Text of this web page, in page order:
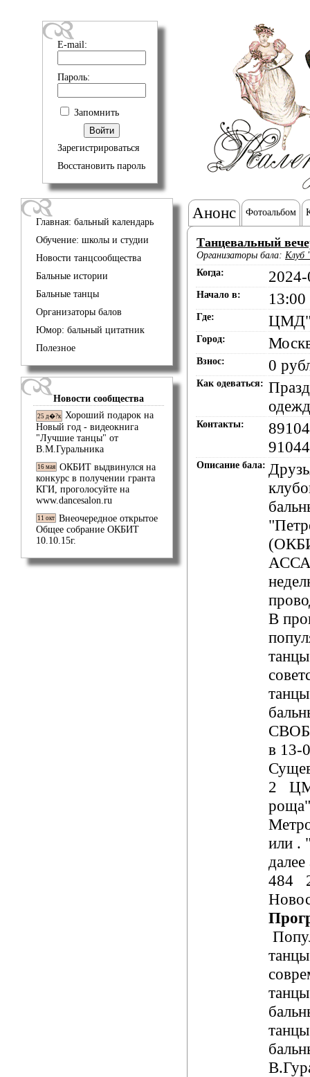
E-mail:
Пароль:
Запомнить
Зарегистрироваться
Восстановить пароль
Главная: бальный календарь
Обучение: школы и студии
Новости танцсообщества
Бальные истории
Бальные танцы
Организаторы балов
Юмор: бальный цитатник
Полезное
Новости сообщества
25 д�?к Хороший подарок на
Новый год - видеокнига
"Лучшие танцы" от
В.М.Гуральника
16 мая ОКБИТ выдвинулся на
конкурс в получении гранта
КГИ, проголосуйте на
www.dancesalon.ru
11 окт Внеочередное открытое
Общее собрание ОКБИТ
10.10.15г.
Анонс Фотоальбом
Танцевальный
Организаторы бала: Клуб
Когда:
Начало в: 13:00
Где:
Город:
Взнос: 0
Как одеваться:
Контакты:
Описание бала:
В
в
2
или .
484